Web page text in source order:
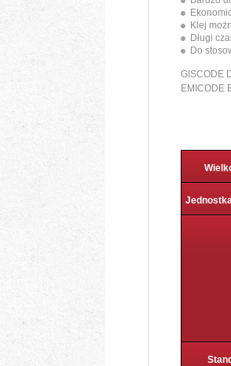
Klej
Długi
Do
GISCODE
EMICODE